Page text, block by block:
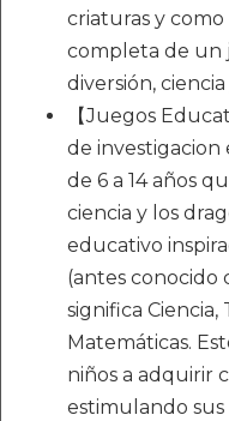
criaturas y como
completa de un
diversión,
【Juegos
de investigacion
de 6 a 14 años
ciencia y los
educativo
(antes conocido
significa
Matemáticas.
niños a adquirir
estimulando